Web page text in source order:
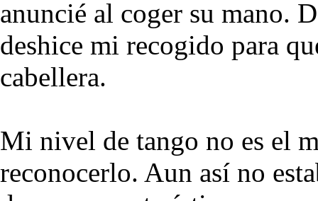
anuncié al coger su mano.
deshice mi recogido para
cabellera.
Mi nivel de tango no es el
reconocerlo. Aun así no